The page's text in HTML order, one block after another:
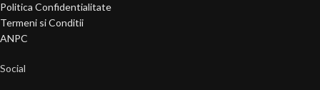
Politica Confidentialitate
Termeni si Conditii
ANPC
Social